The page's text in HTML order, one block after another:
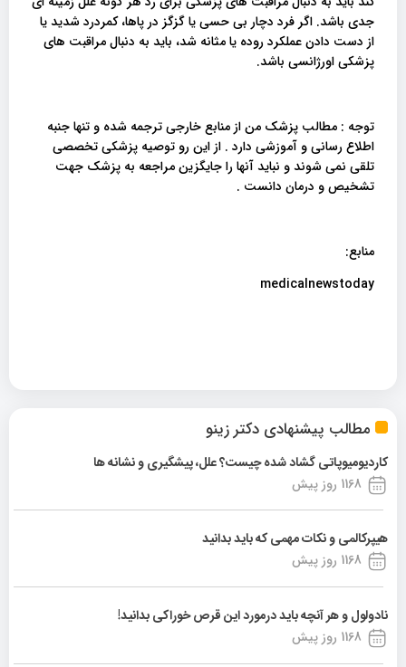
مطالب پیشنهادی دکتر زینو
کاردیومیوپاتی گشاد شده چیست؟ علل، پیشگیری و نشانه ها
1168 روز پیش
هیپرکالمی و نکات مهمی که باید بدانید
1168 روز پیش
نادولول و هر آنچه باید درمورد این قرص خوراکی بدانید!
1168 روز پیش
جدی باشد. اگر فرد دچار بی حسی یا گزگز در پاها، کمردرد شدید یا
از دست دادن عملکرد روده یا مثانه شد، باید به دنبال مراقبت های
پزشکی اورژانسی باشد.
توجه : مطالب پزشک من از منابع خارجی ترجمه شده و تنها جنبه
اطلاع رسانی و آموزشی دارد . از این رو توصیه پزشکی تخصصی
تلقی نمی شوند و نباید آنها را جایگزین مراجعه به پزشک جهت
تشخیص و درمان دانست .
منابع:
medicalnewstoday